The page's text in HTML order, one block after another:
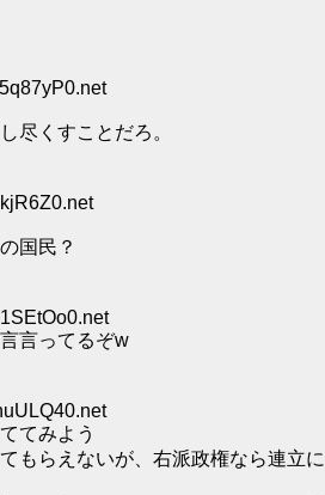
尽くすことだろ。
国民？
言ってるぞw
てみよう
もらえないが、右派政権なら連立に